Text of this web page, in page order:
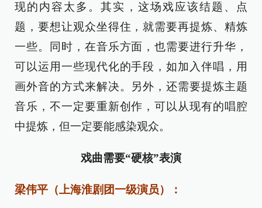
现的内容太多。其实，这场戏应该结题、点
题，要想让观众坐得住，就需要再提炼、精炼
一些。同时，在音乐方面，也需要进行升华，
可以运用一些现代化的手段，如加入伴唱，用
画外音的方式来解决。另外，还需要提炼主题
音乐，不一定要重新创作，可以从现有的唱腔
中提炼，但一定要能感染观众。
戏曲需要“硬核”表演
梁伟平（上海淮剧团一级演员）：